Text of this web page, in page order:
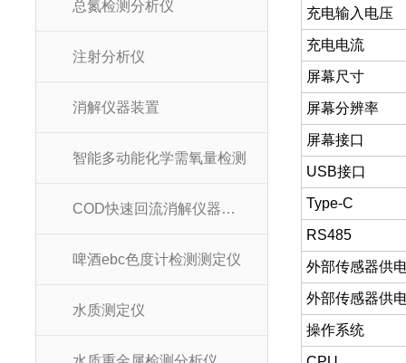
总氮检测分析仪
注射分析仪
消解仪器装置
智能多动能化学需氧量检测
COD快速回流消解仪器装置
啤酒ebc色度计检测测定仪
水质测定仪
充电输入电压
充电电流
屏幕尺寸
屏幕分辨率
屏幕接口
USB接口
Type-C
RS485
外部传感器供
外部传感器供
操作系统